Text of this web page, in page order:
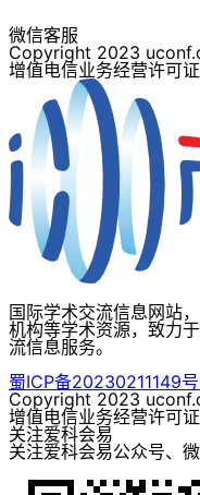
微信客服
Copyright 2023
增值电信业务经营许可
国际学术交流信息网站
机构等学术资源，致力
流信息服务。
蜀ICP备20230211149
Copyright 2023
增值电信业务经营许可
关注爱科会易
关注爱科会易公众号、